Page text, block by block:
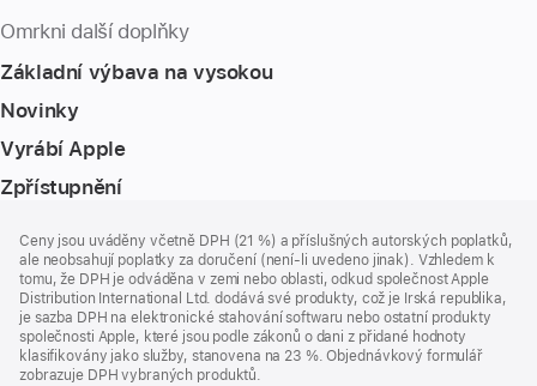
Omrkni další doplňky
Základní výbava na vysokou
Novinky
Vyrábí Apple
Zpřístupnění
Ceny jsou uváděny včetně DPH (21 %) a příslušných autorských poplatků,
ale neobsahují poplatky za doručení (není-li uvedeno jinak). Vzhledem k
tomu, že DPH je odváděna v zemi nebo oblasti, odkud společnost Apple
Distribution International Ltd. dodává své produkty, což je Irská republika,
je sazba DPH na elektronické stahování softwaru nebo ostatní produkty
společnosti Apple, které jsou podle zákonů o dani z přidané hodnoty
klasifikovány jako služby, stanovena na 23 %. Objednávkový formulář
zobrazuje DPH vybraných produktů.